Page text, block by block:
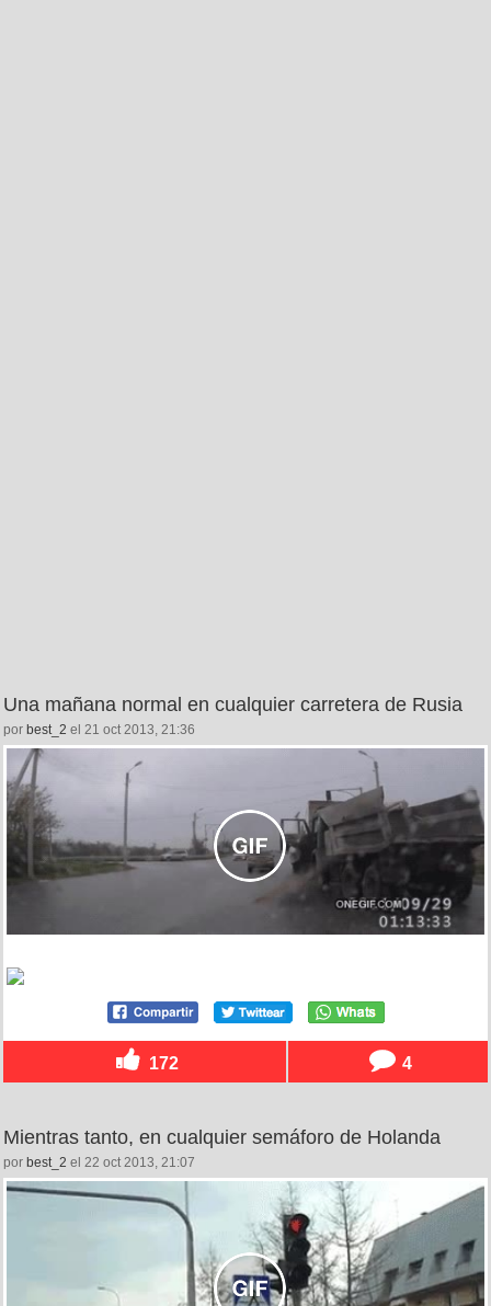
Una mañana normal en cualquier carretera de Rusia
por best_2 el 21 oct 2013, 21:36
172 4
Mientras tanto, en cualquier semáforo de Holanda
por best_2 el 22 oct 2013, 21:07